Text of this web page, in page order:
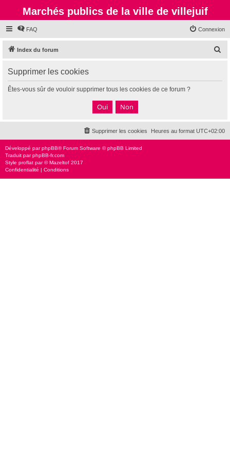
Marchés publics de la ville de villejuif
FAQ Connexion
Index du forum
c
Supprimer les cookies
Êtes-vous sûr de vouloir supprimer tous les cookies de ce forum ?
Heures au format UTC+02:00
Supprimer les cookies
Développé parphpBB® Forum Software © phpBB Limited
Traduit parphpBB-fr.com
Style proflat par ©Mazeltof 2017
Confidentialité | Conditions